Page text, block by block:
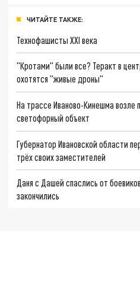
ЧИТАЙТЕ ТАКЖЕ:
Технофашисты XXI века
"Кротами" были все? Теракт в
охотятся "живые дроны"
На трассе Иваново-Кинешма возле
светофорный объект
Губернатор Ивановской области
трёх своих заместителей
Даня с Дашей спаслись от
закончились